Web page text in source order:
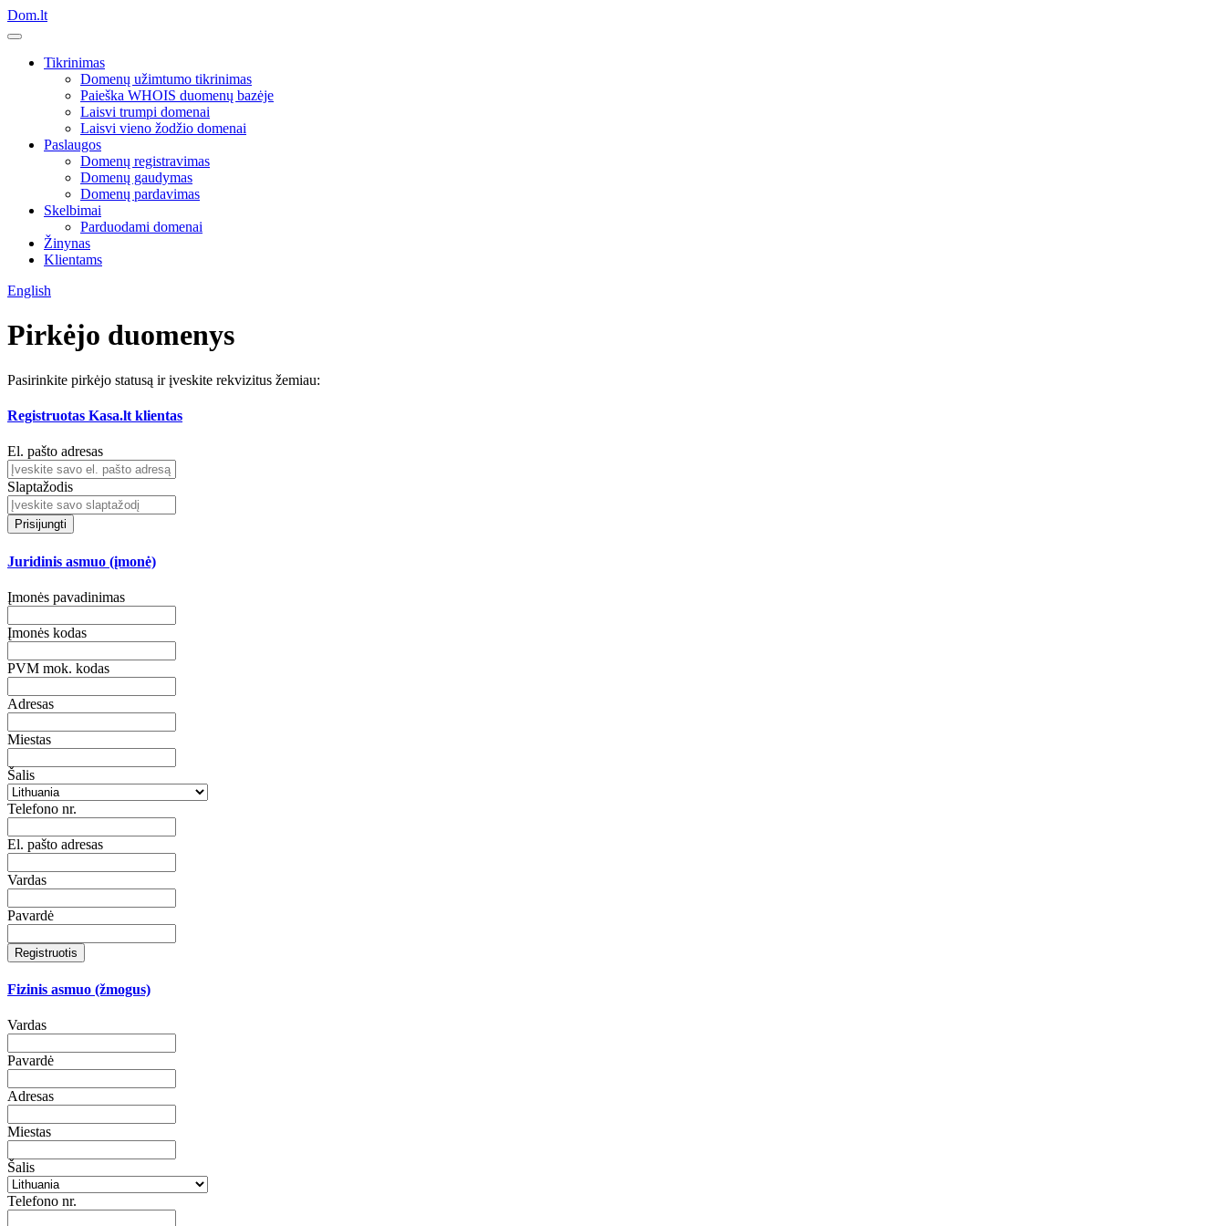
Dom.lt
Tikrinimas
Domenų užimtumo tikrinimas
Paieška WHOIS duomenų bazėje
Laisvi trumpi domenai
Laisvi vieno žodžio domenai
Paslaugos
Domenų registravimas
Domenų gaudymas
Domenų pardavimas
Skelbimai
Parduodami domenai
Žinynas
Klientams
English
Pirkėjo duomenys
Pasirinkite pirkėjo statusą ir įveskite rekvizitus žemiau:
Registruotas Kasa.lt klientas
El. pašto adresas
Slaptažodis
Prisijungti
Juridinis asmuo (įmonė)
Įmonės pavadinimas
Įmonės kodas
PVM mok. kodas
Adresas
Miestas
Šalis
Telefono nr.
El. pašto adresas
Vardas
Pavardė
Registruotis
Fizinis asmuo (žmogus)
Vardas
Pavardė
Adresas
Miestas
Šalis
Telefono nr.